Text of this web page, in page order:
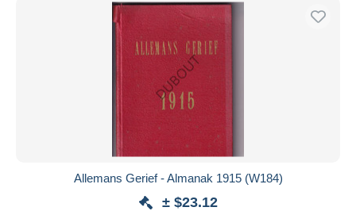
Allemans Gerief - Almanak 1915 (W184)
± $23.12